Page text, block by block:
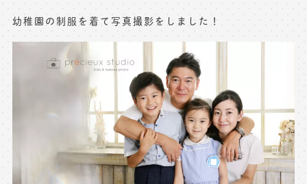
店舗情報についてはお手数ですが
各店舗までお問い合わせください
toiawase@precieux-studio.com
※上記アドレスは総合窓口となります
[営業時間] 9:00～17:00
[定休日] 土日祝日
幼稚園の制服を着て写真撮影をしました！